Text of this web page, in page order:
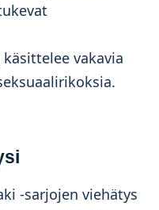
käsittelee vakavia
-sarjojen viehätys